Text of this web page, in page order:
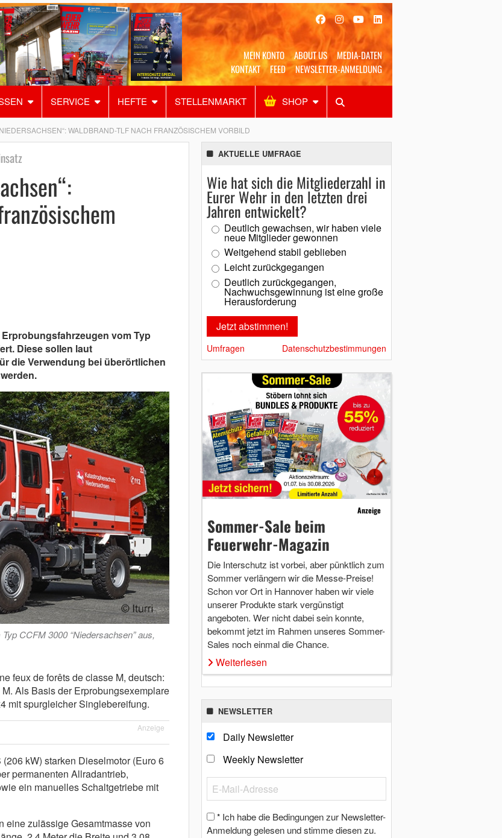
MEIN KONTO ABOUT US
MEDIA-DATEN
KONTAKT
FEED NEWSLETTER-ANMELDUNG
SERVICE HEFTE STELLENMARKT SHOP
Alles Shop SUCHEN
WALDBRAND-TLF NACH FRANZÖSISCHEM VORBILD
vom Typ
Diese sollen laut
die Verwendung bei überörtlichen
CCFM 3000 “Niedersachsen” aus,
feux de forêts de classe M, deutsch:
Als Basis der Erprobungsexemplare
mit spurgleicher Singlebereifung.
Anzeige
kW) starken Dieselmotor (Euro 6
permanenten Allradantrieb,
ein manuelles Schaltgetriebe mit
eine zulässige Gesamtmasse von
AKTUELLE UMFRAGE
Wie hat sich die Mitgliederzahl in
Eurer Wehr in den letzten drei
Jahren entwickelt?
Deutlich gewachsen, wir haben viele
neue Mitglieder gewonnen
Weitgehend stabil geblieben
Leicht zurückgegangen
Deutlich zurückgegangen,
Nachwuchsgewinnung ist eine große
Herausforderung
Umfragen Datenschutzbestimmungen
Anzeige
Sommer-Sale beim
Feuerwehr-Magazin
Die Interschutz ist vorbei, aber pünktlich zum
Sommer verlängern wir die Messe-Preise!
Schon vor Ort in Hannover haben wir viele
unserer Produkte stark vergünstigt
angeboten. Wer nicht dabei sein konnte,
bekommt jetzt im Rahmen unseres Sommer-
Sales noch einmal die Chance.
Weiterlesen
NEWSLETTER
Daily Newsletter
Weekly Newsletter
* Ich habe die Bedingungen zur Newsletter-
Anmeldung gelesen und stimme diesen zu.